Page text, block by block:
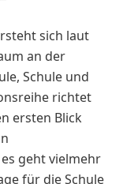
sich laut
an der
Schule und
richtet
ersten Blick
geht vielmehr
für die Schule